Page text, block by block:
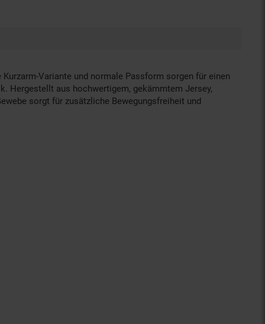
Variante und normale Passform sorgen für einen
Hergestellt aus hochwertigem, gekämmtem Jersey,
sorgt für zusätzliche Bewegungsfreiheit und